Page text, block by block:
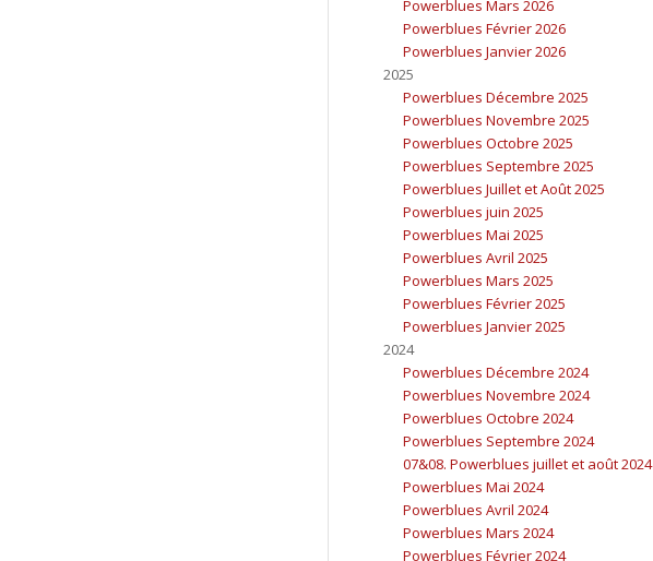
Powerblues Mars 2026
Powerblues Février 2026
Powerblues Janvier 2026
2025
Powerblues Décembre 2025
Powerblues Novembre 2025
Powerblues Octobre 2025
Powerblues Septembre 2025
Powerblues Juillet et Août 2025
Powerblues juin 2025
Powerblues Mai 2025
Powerblues Avril 2025
Powerblues Mars 2025
Powerblues Février 2025
Powerblues Janvier 2025
2024
Powerblues Décembre 2024
Powerblues Novembre 2024
Powerblues Octobre 2024
Powerblues Septembre 2024
07&08. Powerblues juillet et août 2024
Powerblues Mai 2024
Powerblues Avril 2024
Powerblues Mars 2024
Powerblues Février 2024